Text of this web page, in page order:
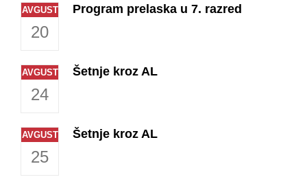
AVGUST
20
Program prelaska u 7. razred
AVGUST
24
Šetnje kroz AL
AVGUST
25
Šetnje kroz AL